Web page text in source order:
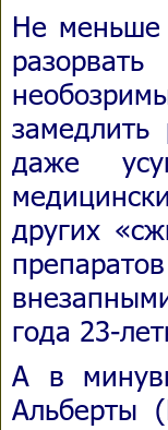
Не меньше
замедлить
даже
других
года 23-
А в
Альберты